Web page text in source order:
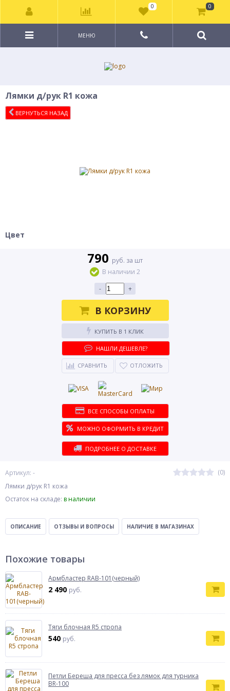
МЕНЮ
Лямки д/рук R1 кожа
ВЕРНУТЬСЯ НАЗАД
Артикул: -
(0)
Лямки д/рук R1 кожа
Остаток на складе: в наличии
Цвет
790 руб. за шт
В наличии 2
-
+
В КОРЗИНУ
КУПИТЬ В 1 КЛИК
НАШЛИ ДЕШЕВЛЕ?
СРАВНИТЬ ОТЛОЖИТЬ
ВСЕ СПОСОБЫ ОПЛАТЫ
МОЖНО ОФОРМИТЬ В КРЕДИТ
ПОДРОБНЕЕ О ДОСТАВКЕ
ОПИСАНИЕ ОТЗЫВЫ И ВОПРОСЫ НАЛИЧИЕ В МАГАЗИНАХ
Похожие товары
Армбластер RAB-101(черный)
2 490 руб.
Тяги блочная R5 стропа
540 руб.
Петли Береша для пресса без лямок для турника
BR-100
0 0